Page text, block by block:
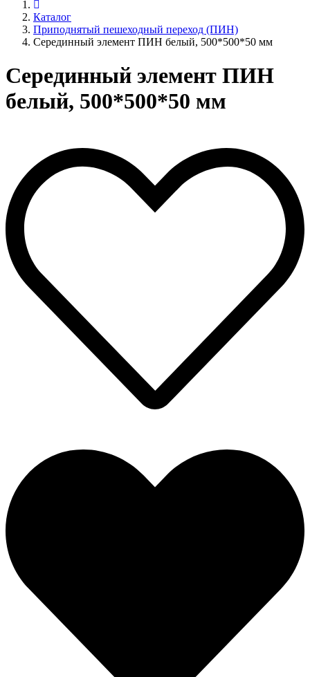
Каталог
Приподнятый пешеходный переход (ПИН)
Серединный элемент ПИН белый, 500*500*50 мм
Серединный элемент ПИН
белый, 500*500*50 мм